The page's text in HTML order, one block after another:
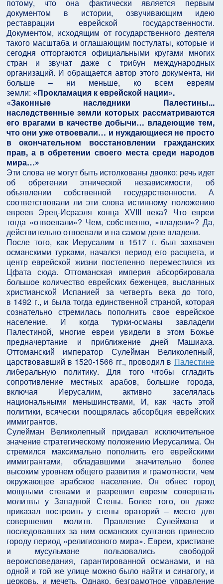
потому, что она фактически является первым
документом в истории, озвучивающим идею
реставрации еврейской государственности.
Документом, исходящим от государственного деятеля
такого масштаба и оглашающим постулаты, которые и
сегодня отторгаются официальными кругами многих
стран и звучат даже с трибун международных
организаций. И обращается автор этого документа, ни
больше – ни меньше, ко всем евреям
земли: «Прокламация к еврейской нации».
«Законные наследники Палестины...
наследственные земли которых рассматриваются
его врагами в качестве добычи… владеющие тем,
что они уже отвоевали… и нуждающиеся не просто
в окончательном восстановлении гражданских
прав, а в обретении своего места среди народов
мира…»
Эти слова не могут быть истолкованы двояко: речь идет
об обретении этнической независимости, об
объявлении собственной государственности. А
соответствовали ли эти слова истинному положению
евреев Эрец-Исраэля конца ХVIII века? Что евреи
тогда «отвоевали»? Чем, собственно, «владели»? Да,
действительно отвоевали и на самом деле владели.
После того, как Иерусалим в 1517 г. был захвачен
османскими турками, начался период его расцвета, и
центр еврейской жизни постепенно переместился из
Цфата сюда. Оттоманская империя абсорбировала
большое количество еврейских беженцев, высланных
христианской Испанией за четверть века до того,
в 1492 г., и была тогда единственной страной, которая
сознательно стремилась пополнить свое еврейское
население. И когда турки-османы завладели
Палестиной, многие евреи увидели в этом Божье
предначертание и приближение дней Машиаха.
Оттоманский император Сулейман Великолепный,
царствовавший в 1520-1566 гг., проводил в Палестине
либеральную политику. Для того чтобы сгладить
сопротивление местных арабов, большие города,
включая Иерусалим, активно заселялась
национальными меньшинствами, И, как часть этой
политики, всячески поощрялась абсорбция еврейских
иммигрантов.
Сулейман Великолепный придавал исключительное
значение стратегическому положению Иерусалима. Он
стремился максимально пополнить его еврейскими
иммигрантами, обладавшими значительно более
высоким уровнем общего развития и грамотности, чем
окружающее арабское население. Он обнес город
мощными стенами и разрешил евреям совершать
молитвы у Западной Стены. Более того, он даже
приказал построить у стены ораторий – место для
совершения молитв. Правление Сулеймана и
последовавших за ним османских султанов принесло
городу период «религиозного мира». Евреи, христиане
и мусульмане пользовались свободой
вероисповедания, гарантированной османами, и на
одной и той же улице можно было найти и синагогу, и
церковь, и мечеть. Однако, безграмотное управление